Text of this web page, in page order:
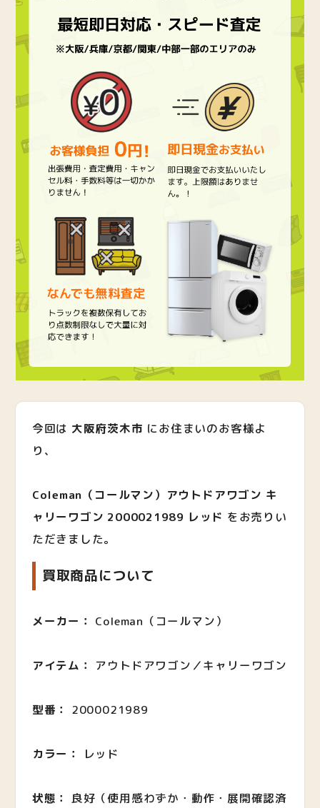
今回は 大阪府茨木市 にお住まいのお客様よ
り、
Coleman（コールマン）アウトドアワゴン キ
ャリーワゴン 2000021989 レッド をお売りい
ただきました。
買取商品について
メーカー： Coleman（コールマン）
アイテム： アウトドアワゴン／キャリーワゴン
型番： 2000021989
カラー： レッド
状態： 良好（使用感わずか・動作・展開確認済